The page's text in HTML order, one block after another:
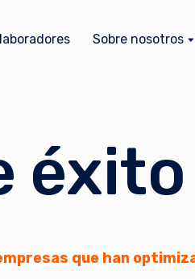
Sobre nosotros
éxito
que han